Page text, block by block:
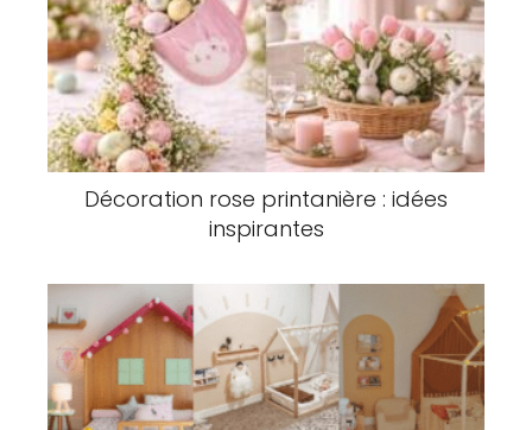
Décoration rose printanière : idées
inspirantes